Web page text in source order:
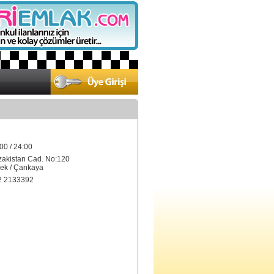
/ 24:00
Cad. No:120
/ Çankaya
2133392